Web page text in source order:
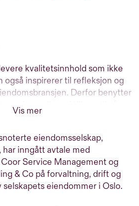
kvalitetsinnhold som ikke
også inspirerer til refleksjon og
Derfor benytter
journalister, i tillegg til våre
produsere informativt,
Vårt mål er å gi deg innsikt og
deg i dine beslutninger.
Vis mer
eiendomsselskap,
inngått avtale med
Service Management og
& Co på forvaltning, drift og
eiendommer i Oslo.